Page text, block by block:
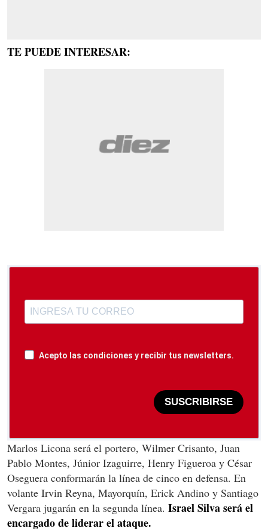
TE PUEDE INTERESAR:
Acepto las condiciones y recibir tus newsletters.
SUSCRIBIRSE
Marlos Licona será el portero, Wilmer Crisanto, Juan
Pablo Montes, Júnior Izaguirre, Henry Figueroa y César
Oseguera conformarán la línea de cinco en defensa. En
volante Irvin Reyna, Mayorquín, Erick Andino y Santiago
Vergara jugarán en la segunda línea. Israel Silva será el
encargado de liderar el ataque.